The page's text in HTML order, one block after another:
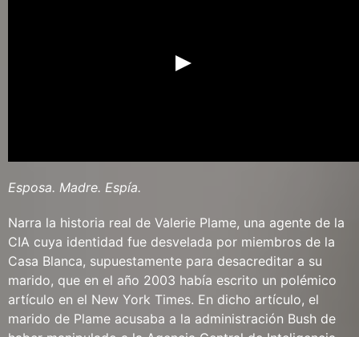
Esposa. Madre. Espía.
Narra la historia real de Valerie Plame, una agente de la
CIA cuya identidad fue desvelada por miembros de la
Casa Blanca, supuestamente para desacreditar a su
marido, que en el año 2003 había escrito un polémico
artículo en el New York Times. En dicho artículo, el
marido de Plame acusaba a la administración Bush de